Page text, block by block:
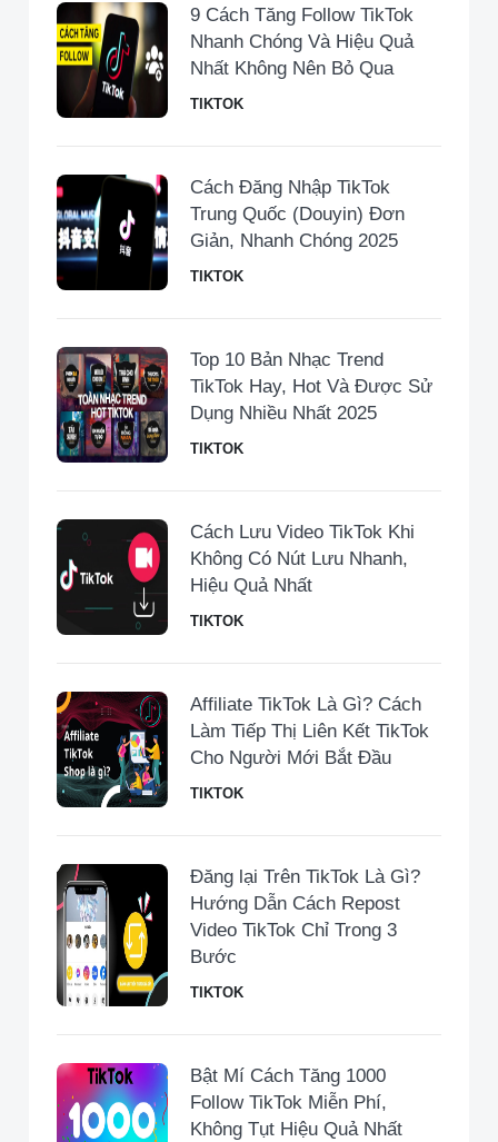
9 Cách Tăng Follow TikTok
Nhanh Chóng Và Hiệu Quả
Nhất Không Nên Bỏ Qua
TIKTOK
Cách Đăng Nhập TikTok
Trung Quốc (Douyin) Đơn
Giản, Nhanh Chóng 2025
TIKTOK
Top 10 Bản Nhạc Trend
TikTok Hay, Hot Và Được Sử
Dụng Nhiều Nhất 2025
TIKTOK
Cách Lưu Video TikTok Khi
Không Có Nút Lưu Nhanh,
Hiệu Quả Nhất
TIKTOK
Affiliate TikTok Là Gì? Cách
Làm Tiếp Thị Liên Kết TikTok
Cho Người Mới Bắt Đầu
TIKTOK
Đăng lại Trên TikTok Là Gì?
Hướng Dẫn Cách Repost
Video TikTok Chỉ Trong 3
Bước
TIKTOK
Bật Mí Cách Tăng 1000
Follow TikTok Miễn Phí,
Không Tụt Hiệu Quả Nhất